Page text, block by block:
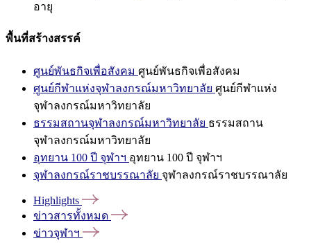
อายุ
พื้นที่สร้างสรรค์
ศูนย์พันธกิจเพื่อสังคม ศูนย์พันธกิจเพื่อสังคม
ศูนย์กีฬาแห่งจุฬาลงกรณ์มหาวิทยาลัย ศูนย์กีฬาแห่ง
จุฬาลงกรณ์มหาวิทยาลัย
ธรรมสถานจุฬาลงกรณ์มหาวิทยาลัย ธรรมสถาน
จุฬาลงกรณ์มหาวิทยาลัย
อุทยาน 100 ปี จุฬาฯ อุทยาน 100 ปี จุฬาฯ
จุฬาลงกรณ์ราชบรรณาลัย จุฬาลงกรณ์ราชบรรณาลัย
Highlights
ข่าวสารทั้งหมด
ข่าวจุฬาฯ